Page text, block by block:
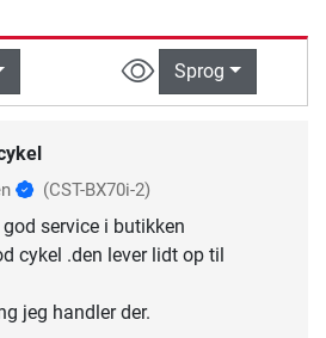
Sprog
(CST-BX70i-2)
service i butikken
cykel .den lever lidt op til
jeg handler der.